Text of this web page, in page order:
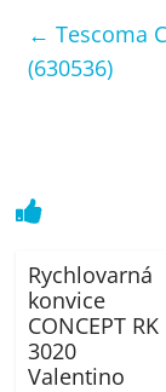
recenze,
pračky,
kávovary,
← Tescoma
(630536)
Rychlovarná
konvice
CONCEPT RK
3020
Valentino